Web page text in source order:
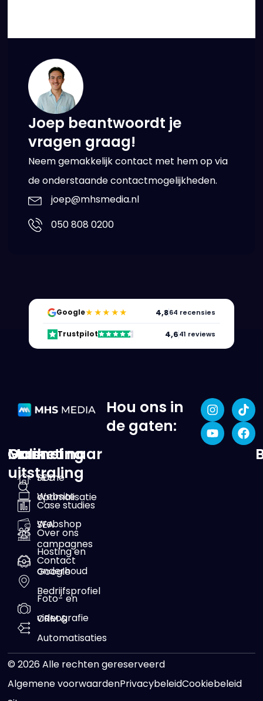
Joep beantwoordt je
vragen graag!
Neem gemakkelijk contact met hem op via
de onderstaande contactmogelijkheden.
joep@mhsmedia.nl
050 808 0200
Google★★★★★ 4,864 recensies
Trustpilot 4,641 reviews
Hou ons in
de gaten:
Online
uitstraling
Website
Webshop
Hosting en
onderhoud
Foto- en
videografie
Marketing
SEO
optimalisatie
SEA
campagnes
Google
Bedrijfsprofiel
CRM &
Automatisaties
Ga snel naar
Home
Case studies
Over ons
Contact
© 2026 Alle rechten gereserveerd
Algemene voorwaardenPrivacybeleidCookiebeleid